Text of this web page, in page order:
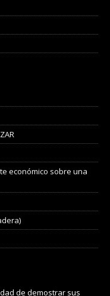
económico sobre una
de demostrar sus